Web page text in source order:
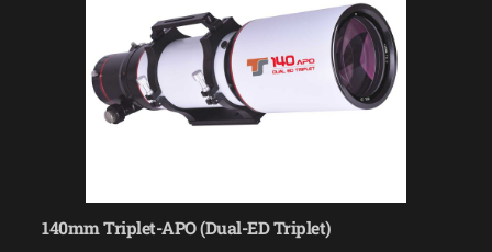
140mm Triplet-APO (Dual-ED Triplet)